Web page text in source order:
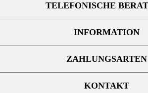
TELEFONISCHE
INFORMATION
ZAHLUNGSARTEN
KONTAKT